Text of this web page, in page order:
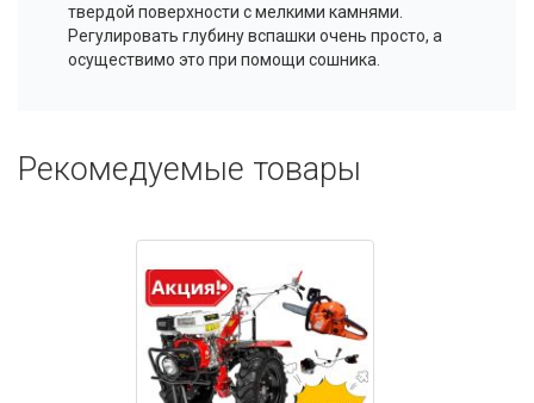
твердой поверхности с мелкими камнями.
Регулировать глубину вспашки очень просто, а
осуществимо это при помощи сошника
Рекомедуемые товары